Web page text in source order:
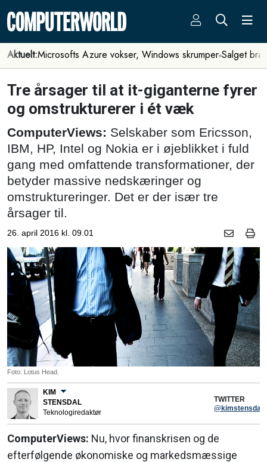
Aktuelt:Microsofts Azure vokser, Windows skrumper Salget
Tre årsager til at it-giganterne fyrer
og omstrukturerer i ét væk
ComputerViews: Selskaber som Ericsson,
IBM, HP, Intel og Nokia er i øjeblikket i fuld
gang med omfattende transformationer, der
betyder massive nedskæringer og
omstruktureringer. Det er der især tre
årsager til.
26. april 2016 kl. 09.01
Foto: Lotus Head.
KIM
STENSDAL
Teknologiredaktør
TWITTER
@kimstensdal
ComputerViews: Nu, hvor finanskrisen og de
efterfølgende økonomiske og markedsmæssige